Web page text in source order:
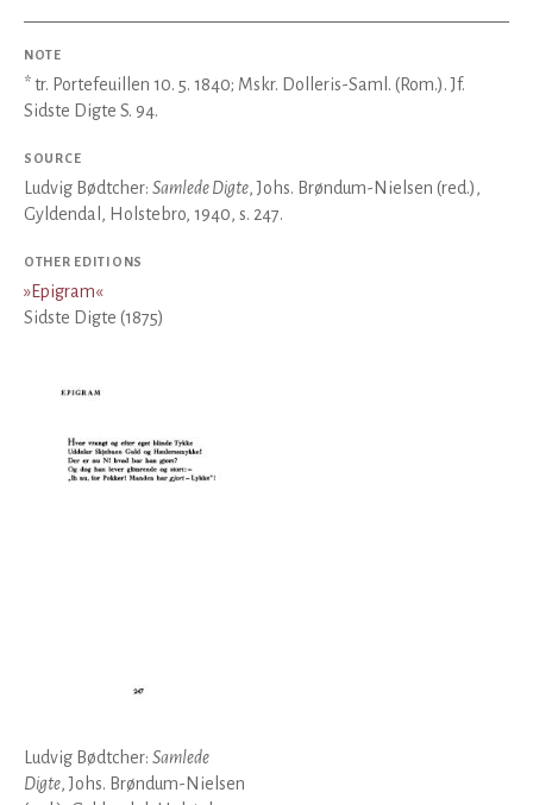
NOTE
* tr. Portefeuillen 10. 5. 1840; Mskr. Dolleris-Saml. (Rom.). Jf.
Sidste Digte S. 94.
SOURCE
Ludvig Bødtcher: Samlede Digte, Johs. Brøndum-Nielsen (red.),
Gyldendal, Holstebro, 1940, s. 247.
OTHER EDITIONS
»Epigram«
Sidste Digte (1875)
Ludvig Bødtcher: Samlede
Digte, Johs. Brøndum-Nielsen